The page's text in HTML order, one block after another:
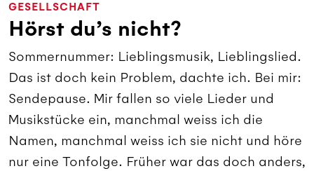
GESELLSCHAFT
Hörst du’s nicht?
Sommernummer: Lieblingsmusik, Lieblingslied.
Das ist doch kein Problem, dachte ich. Bei mir:
Sendepause. Mir fallen so viele Lieder und
Musikstücke ein, manchmal weiss ich die
Namen, manchmal weiss ich sie nicht und höre
nur eine Tonfolge. Früher war das doch anders,